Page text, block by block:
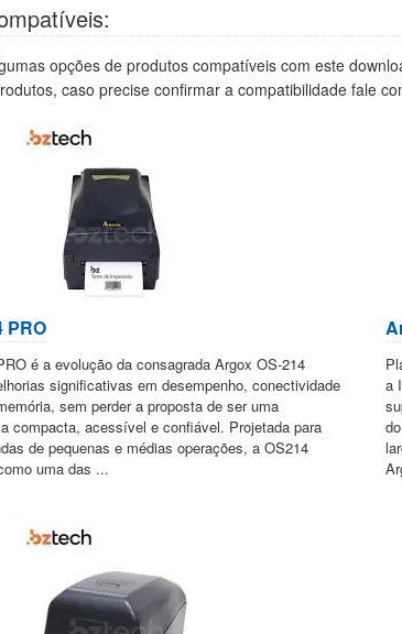
opções de produtos compatíveis com este
caso precise confirmar a compatibilidade fale
PRO
é a evolução da consagrada Argox OS-214
significativas em desempenho, conectividade
sem perder a proposta de ser uma
compacta, acessível e confiável. Projetada para
de pequenas e médias operações, a OS214
uma das ...
a